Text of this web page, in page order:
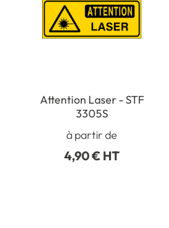
Attention Laser - STF
3305S
à partir de
4,90 € HT